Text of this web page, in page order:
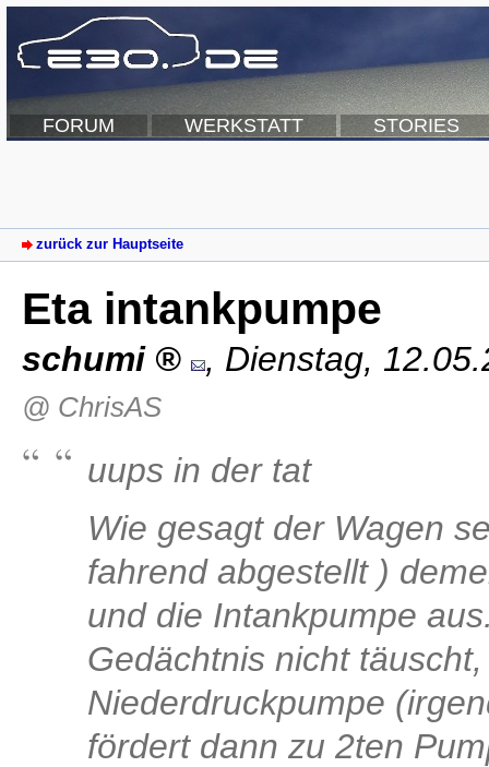
FORUM WERKSTATT STORIES
zurück zur Hauptseite
Eta intankpumpe
schumi , Dienstag,
@ ChrisAS
uups in der tat
Wie gesagt der Wagen
fahrend abgestellt )
und die Intankpumpe
Gedächtnis nicht
Niederdruckpumpe
fördert dann zu 2ten